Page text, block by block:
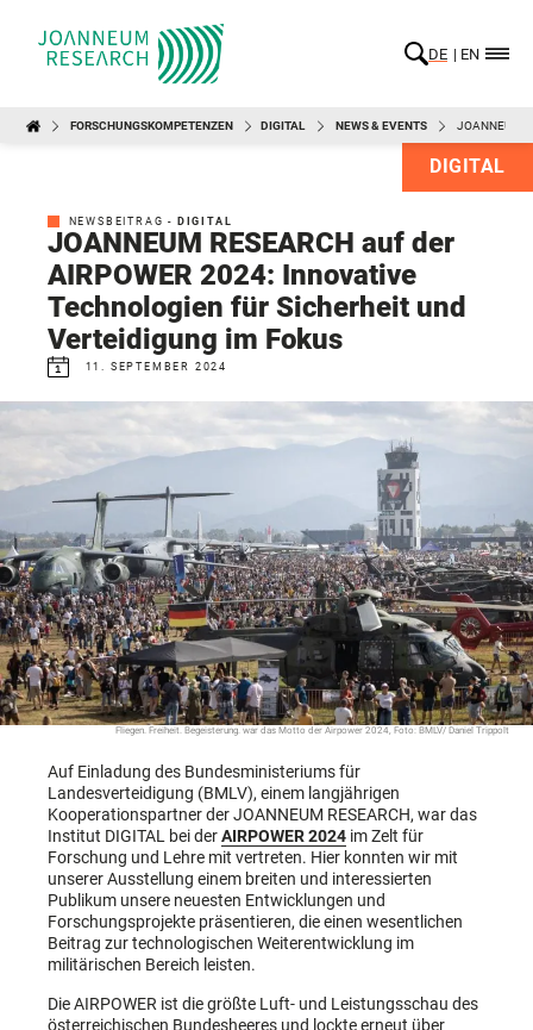
DE EN
FORSCHUNGSKOMPETENZEN DIGITAL NEWS & EVENTS JOANNEUM
DIGITAL
NEWSBEITRAG - DIGITAL
JOANNEUM RESEARCH auf der
AIRPOWER 2024: Innovative
Technologien für Sicherheit und
Verteidigung im Fokus
11. SEPTEMBER 2024
Fliegen. Freiheit. Begeisterung. war das Motto der Airpower 2024, Foto: BMLV/ Daniel Trippolt
Auf Einladung des Bundesministeriums für
Landesverteidigung (BMLV), einem langjährigen
Kooperationspartner der JOANNEUM RESEARCH, war das
Institut DIGITAL bei derAIRPOWER 2024 im Zelt für
Forschung und Lehre mit vertreten. Hier konnten wir mit
unserer Ausstellung einem breiten und interessierten
Publikum unsere neuesten Entwicklungen und
Forschungsprojekte präsentieren, die einen wesentlichen
Beitrag zur technologischen Weiterentwicklung im
militärischen Bereich leisten.
Die AIRPOWER ist die größte Luft- und Leistungsschau des
österreichischen Bundesheeres und lockte erneut über